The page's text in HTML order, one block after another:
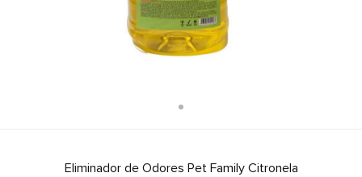
Eliminador de Odores Pet Family Citronela